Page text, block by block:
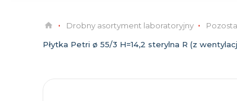
Drobny asortyment laboratoryjny
Płytka Petri ø 55/3 H=14,2 sterylna R (z